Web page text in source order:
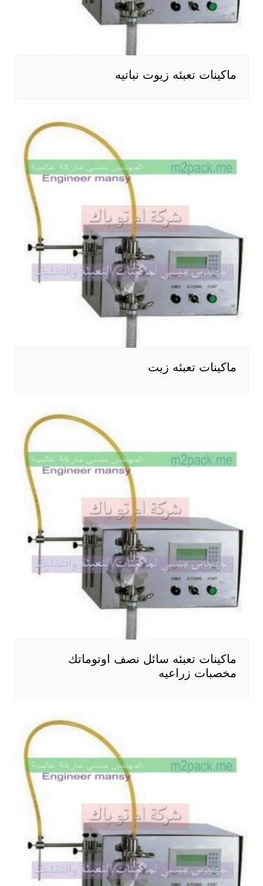
ماكينات تعبئه زيوت نباتيه
ماكينات تعبئه زيت
ماكينات تعبئه سائل نصف اوتوماتك
مخصبات زراعيه